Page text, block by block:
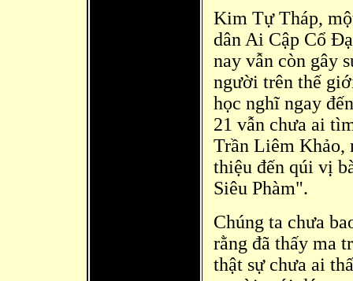
Kim Tự Tháp,
dân Ai Cập Cổ
nay vẫn còn gây
người trên thế
học nghĩ ngay
21 vẫn chưa ai
Trần Liêm Khảo,
thiệuđến qúi vị
Siêu Phàm".
Chúng ta chưa
rằng đã thấy ma
thật sự chưa ai